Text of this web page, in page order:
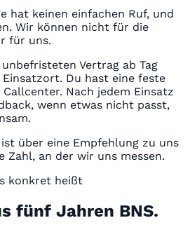
hat keinen einfachen Ruf, und
Wir können nicht für die
für uns.
Vertrag ab Tag
Einsatzort. Du hast eine feste
Nach jedem Einsatz
wenn etwas nicht passt,
ist über eine Empfehlung zu uns
Zahl, an der wir uns messen.
konkret heißt
fünf Jahren BNS.